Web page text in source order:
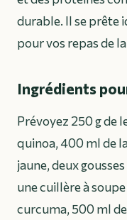
durable. Il se prête
pour vos repas de
Ingrédients
Prévoyez 250 g de
quinoa, 400 ml de
jaune, deux
une cuillère à
curcuma, 500 ml